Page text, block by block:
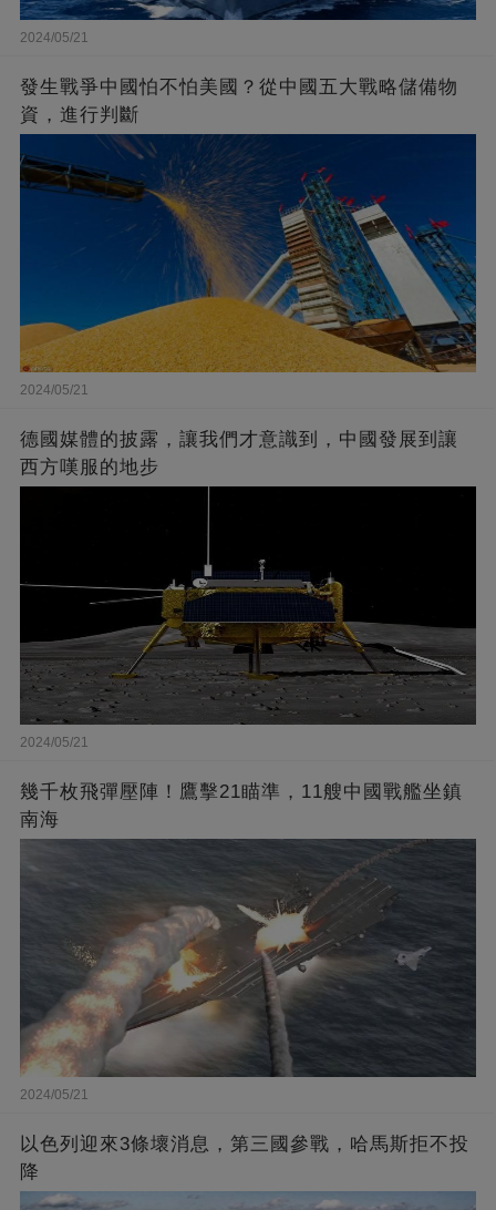
2024/05/21
發生戰爭中國怕不怕美國？從中國五大戰略儲備物
資，進行判斷
2024/05/21
德國媒體的披露，讓我們才意識到，中國發展到讓
西方嘆服的地步
2024/05/21
幾千枚飛彈壓陣！鷹擊21瞄準，11艘中國戰艦坐鎮
南海
2024/05/21
以色列迎來3條壞消息，第三國參戰，哈馬斯拒不投
降